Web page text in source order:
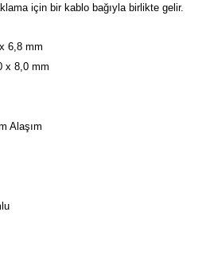
için bir kablo bağıyla birlikte gelir.
6,8 mm
x 8,0 mm
Alaşım